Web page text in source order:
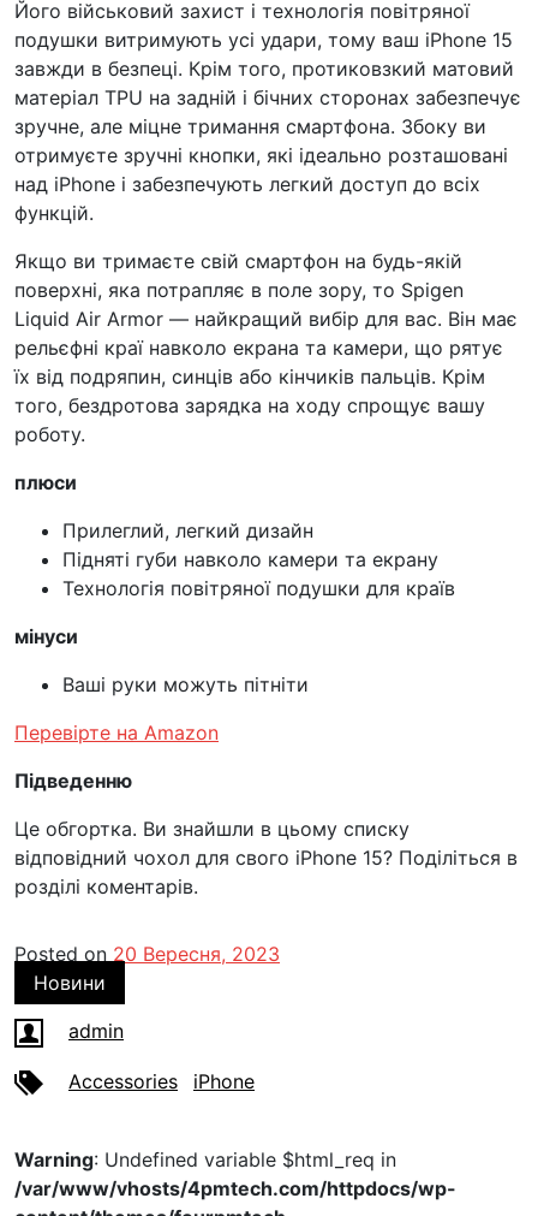
Його військовий захист і технологія повітряної
подушки витримують усі удари, тому ваш iPhone 15
завжди в безпеці. Крім того, протиковзкий матовий
матеріал TPU на задній і бічних сторонах забезпечує
зручне, але міцне тримання смартфона. Збоку ви
отримуєте зручні кнопки, які ідеально розташовані
над iPhone і забезпечують легкий доступ до всіх
функцій.
Якщо ви тримаєте свій смартфон на будь-якій
поверхні, яка потрапляє в поле зору, то Spigen
Liquid Air Armor — найкращий вибір для вас. Він має
рельєфні краї навколо екрана та камери, що рятує
їх від подряпин, синців або кінчиків пальців. Крім
того, бездротова зарядка на ходу спрощує вашу
роботу.
плюси
Прилеглий, легкий дизайн
Підняті губи навколо камери та екрану
Технологія повітряної подушки для країв
мінуси
Ваші руки можуть пітніти
Перевірте на Amazon
Підведенню
Це обгортка. Ви знайшли в цьому списку
відповідний чохол для свого iPhone 15? Поділіться в
розділі коментарів.
Posted on 20 Вересня, 2023
Новини
admin
Accessories iPhone
Warning: Undefined variable $html_req in
/var/www/vhosts/4pmtech.com/httpdocs/wp-